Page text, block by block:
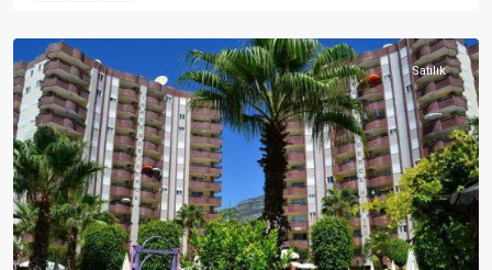
Satılık